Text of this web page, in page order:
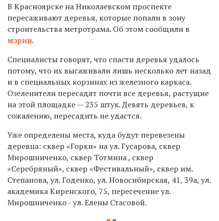
В Красноярске на Николаевском проспекте
пересаживают деревья, которые попали в зону
строительства метротрама. Об этом сообщили в
мэрии.
Специалисты говорят, что спасти деревья удалось
потому, что их высаживали лишь несколько лет назад
и в специальных корзинах из железного каркаса.
Озеленители пересадят почти все деревья, растущие
на этой площадке — 235 штук. Девять деревьев, к
сожалению, пересадить не удастся.
Уже определены места, куда будут перевезены
деревца: сквер «Горки» на ул. Гусарова, сквер
Мирошниченко, сквер Тотмина , сквер
«Серебряный», сквер «Фестивальный», сквер им.
Степанова, ул. Годенко, ул. Новосибирская, 41, 39а, ул.
академика Киренского, 75, пересечение ул.
Мирошниченко - ул. Елены Стасовой.